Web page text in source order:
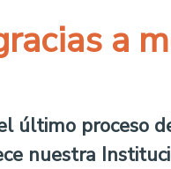
a
último proceso
nuestra